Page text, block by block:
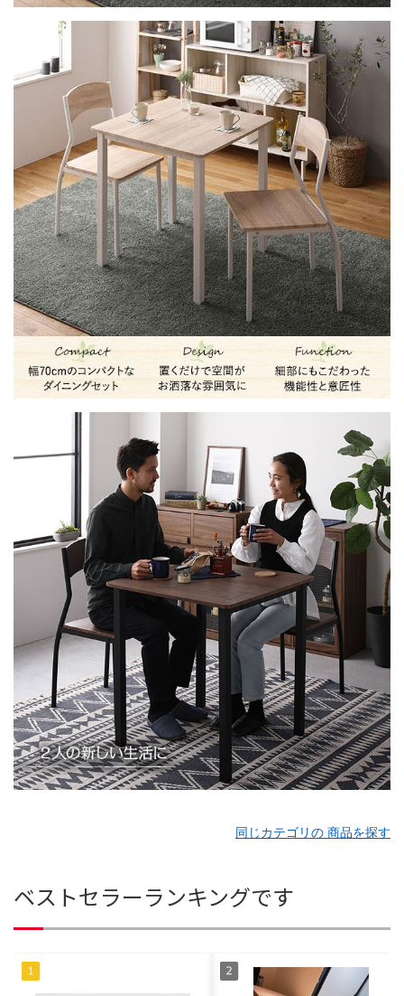
同じカテゴリの 商品を探す
ベストセラーランキングです